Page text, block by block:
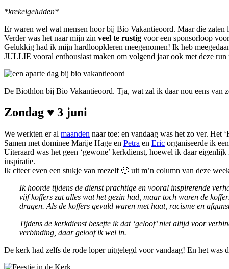
*krekelgeluiden*
Er waren wel wat mensen hoor bij Bio Vakantieoord. Maar die
Verder was het naar mijn zin veel te rustig voor een sponsorloop
Gelukkig had ik mijn hardloopkleren meegenomen! Ik heb
JULLIE vooral enthousiast maken om volgend jaar ook met deze
De Biothlon bij Bio Vakantieoord. Tja, wat zal ik daar nou eens van
Zondag ♥ 3 juni
We werkten er al maanden naar toe: en vandaag was het zo ver. Het
Samen met dominee Marije Hage en Petra en Eric organiseerde ik
Uiteraard was het geen ‘gewone’ kerkdienst, hoewel ik daar
inspiratie.
Ik citeer even een stukje van mezelf 🙂 uit m’n column van deze
Ik hoorde tijdens de dienst prachtige en vooral inspirerende
vijf koffers zat alles wat het gezin had, maar toch waren de
dragen. Als de koffers gevuld waren met haat, racisme en
Tijdens de kerkdienst besefte ik dat ‘geloof’ niet altijd voor
verbinding, daar geloof ik wel in.
De kerk had zelfs de rode loper uitgelegd voor vandaag! En het was